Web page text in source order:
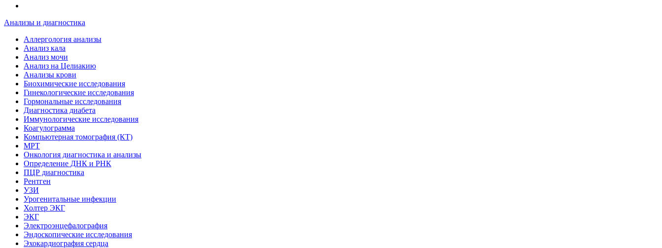
Анализы и диагностика
Аллергология анализы
Анализ кала
Анализ мочи
Анализ на Целиакию
Анализы крови
Биохимические исследования
Гинекологические исследования
Гормональные исследования
Диагностика диабета
Иммунологические исследования
Коагулограмма
Компьютерная томография (КТ)
МРТ
Онкология диагностика и анализы
Определение ДНК и РНК
ПЦР диагностика
Рентген
УЗИ
Урогенитальные инфекции
Холтер ЭКГ
ЭКГ
Электроэнцефалография
Эндоскопические исследования
Эхокардиография сердца